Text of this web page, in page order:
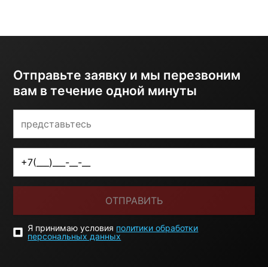
Отправьте заявку и мы перезвоним
вам в течение одной минуты
ОТПРАВИТЬ
Я принимаю условия политики обработки
персональных данных